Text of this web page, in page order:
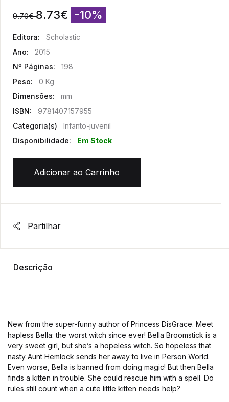
9.70€ 8.73€ -10%
Editora:
Scholastic
Ano:
2015
Nº Páginas:
198
Peso:
0 Kg
Dimensões:
mm
ISBN:
9781407157955
Categoria(s)
Infanto-juvenil
Disponibilidade:
Em Stock
Adicionar ao Carrinho
Partilhar
Descrição
New from the super-funny author of Princess DisGrace. Meet
hapless Bella: the worst witch since ever! Bella Broomstick is a
very sweet girl, but she’s a hopeless witch. So hopeless that
nasty Aunt Hemlock sends her away to live in Person World.
Even worse, Bella is banned from doing magic! But then Bella
finds a kitten in trouble. She could rescue him with a spell. Do
rules still count when a cute little kitten needs help?